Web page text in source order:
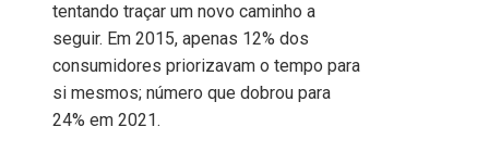
tentando traçar um novo caminho a
seguir. Em 2015, apenas 12% dos
consumidores priorizavam o tempo para
si mesmos; número que dobrou para
24% em 2021.